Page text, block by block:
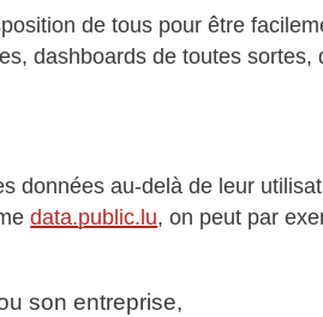
de tous pour être
dashboards de toutes sortes,
données au-delà de leur
data.public.lu, on peut par
son entreprise,